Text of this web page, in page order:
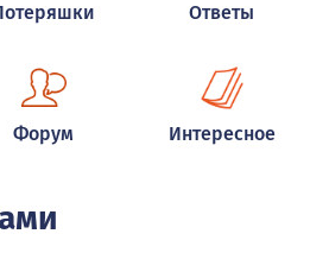
Ответы
Форум Интересное